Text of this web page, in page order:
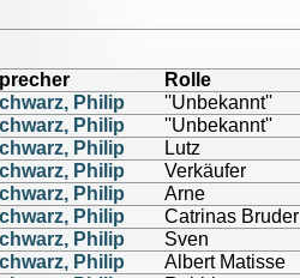
Rolle
Philip ''Unbekannt''
Philip ''Unbekannt''
Philip Lutz
Philip Verkäufer
Philip Arne
Philip Catrinas Bruder
Philip Sven
Philip Albert Matisse